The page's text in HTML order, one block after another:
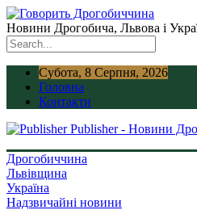
Новини Дрогобича, Львова і
Субота, 8 Серпня, 2026
Головна
Контакти
Publisher - Новини
Дрогобиччина
Львівщина
Україна
Надзвичайні новини